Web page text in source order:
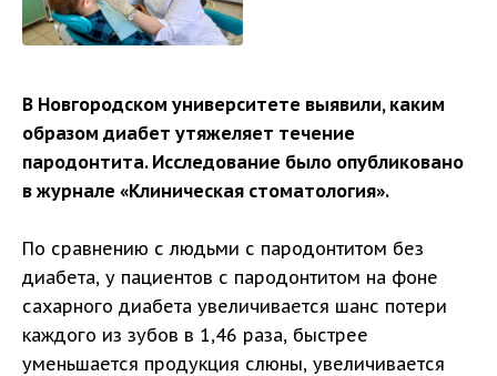
В Новгородском университете выявили, каким
образом диабет утяжеляет течение
пародонтита. Исследование было опубликовано
в журнале «Клиническая стоматология».
По сравнению с людьми с пародонтитом без
диабета, у пациентов с пародонтитом на фоне
сахарного диабета увеличивается шанс потери
каждого из зубов в 1,46 раза, быстрее
уменьшается продукция слюны, увеличивается